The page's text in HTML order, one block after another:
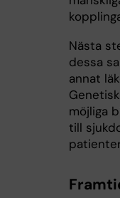
Nästa
dessa
annat
möjliga
till